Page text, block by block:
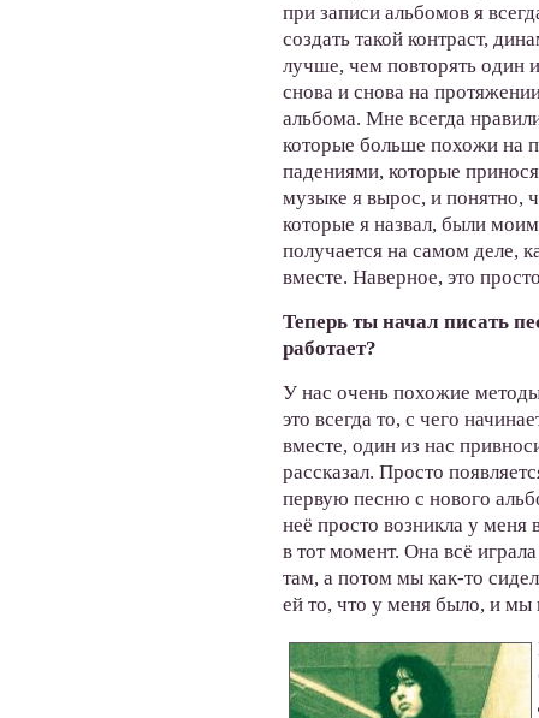
при записи альбомов я
создать такой контраст,
лучше, чем повторять один
снова и снова на
альбома. Мне всегда
которые больше похожи на
падениями, которые
музыке я вырос, и понятно,
которые я назвал, были
получается на самом деле,
вместе. Наверное, это
Теперь ты начал писать
работает?
У нас очень похожие
это всегда то, с чего
вместе, один из нас
рассказал. Просто
первую песню с нового
неё просто возникла у меня
в тот момент. Она всё
там, а потом мы как-то
ей то, что у меня было, и